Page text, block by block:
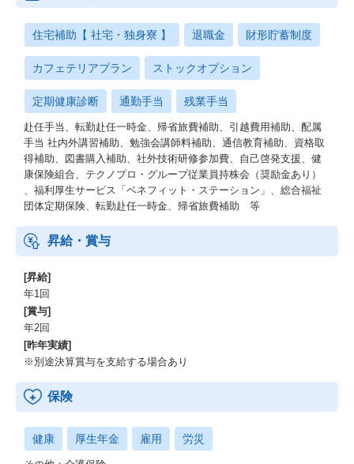
住宅補助【 社宅・独身寮 】 退職金 財形貯蓄制度
カフェテリアプラン ストックオプション
定期健康診断 通勤手当 残業手当
赴任手当、転勤赴任一時金、帰省旅費補助、引越費用補助、配属
手当 社内外講習補助、勉強会講師料補助、通信教育補助、資格取
得補助、図書購入補助、社外技術研修参加費、自己啓発支援、健
康保険組合、テクノプロ・グループ従業員持株会（奨励金あり）
、福利厚生サービス「ベネフィット・ステーション」、総合福祉
団体定期保険、転勤赴任一時金、帰省旅費補助 等
昇給・賞与
[昇給]
年1回
[賞与]
年2回
[昨年実績]
※別途決算賞与を支給する場合あり
保険
健康 厚生年金 雇用 労災